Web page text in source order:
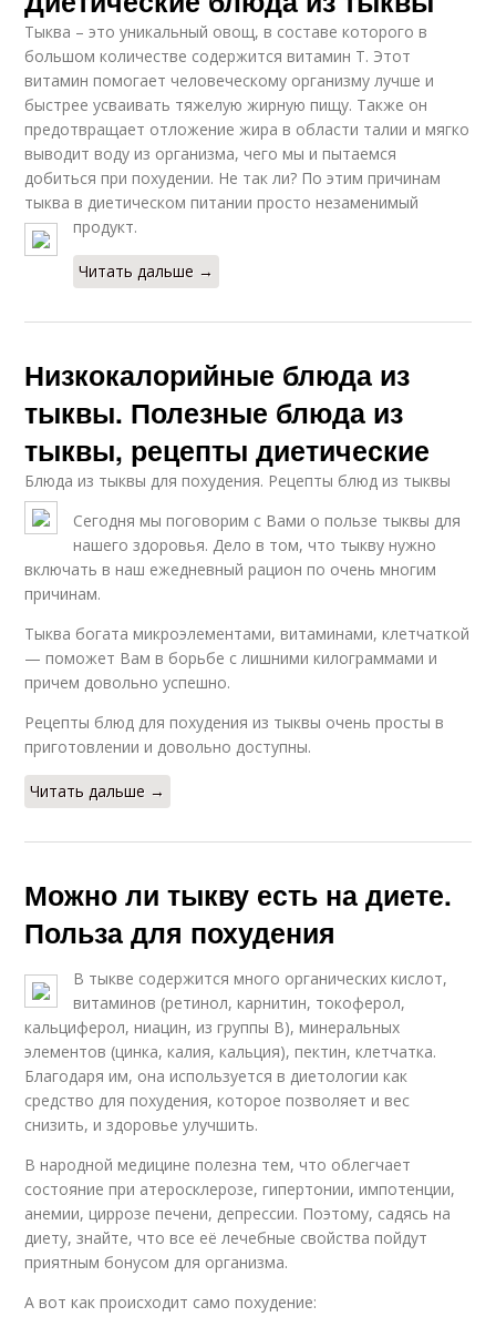
Тыква – это уникальный овощ, в составе которого в
большом количестве содержится витамин Т. Этот
витамин помогает человеческому организму лучше и
быстрее усваивать тяжелую жирную пищу. Также он
предотвращает отложение жира в области талии и мягко
выводит воду из организма, чего мы и пытаемся
добиться при похудении. Не так ли? По этим причинам
тыква в диетическом питании просто незаменимый
продукт.
Читать дальше →
Низкокалорийные блюда из
тыквы. Полезные блюда из
тыквы, рецепты диетические
Блюда из тыквы для похудения. Рецепты блюд из тыквы
Сегодня мы поговорим с Вами о пользе тыквы для
нашего здоровья. Дело в том, что тыкву нужно
включать в наш ежедневный рацион по очень многим
причинам.
Тыква богата микроэлементами, витаминами, клетчаткой
— поможет Вам в борьбе с лишними килограммами и
причем довольно успешно.
Рецепты блюд для похудения из тыквы очень просты в
приготовлении и довольно доступны.
Читать дальше →
Можно ли тыкву есть на диете.
Польза для похудения
В тыкве содержится много органических кислот,
витаминов (ретинол, карнитин, токоферол,
кальциферол, ниацин, из группы В), минеральных
элементов (цинка, калия, кальция), пектин, клетчатка.
Благодаря им, она используется в диетологии как
средство для похудения, которое позволяет и вес
снизить, и здоровье улучшить.
В народной медицине полезна тем, что облегчает
состояние при атеросклерозе, гипертонии, импотенции,
анемии, циррозе печени, депрессии. Поэтому, садясь на
диету, знайте, что все её лечебные свойства пойдут
приятным бонусом для организма.
А вот как происходит само похудение: